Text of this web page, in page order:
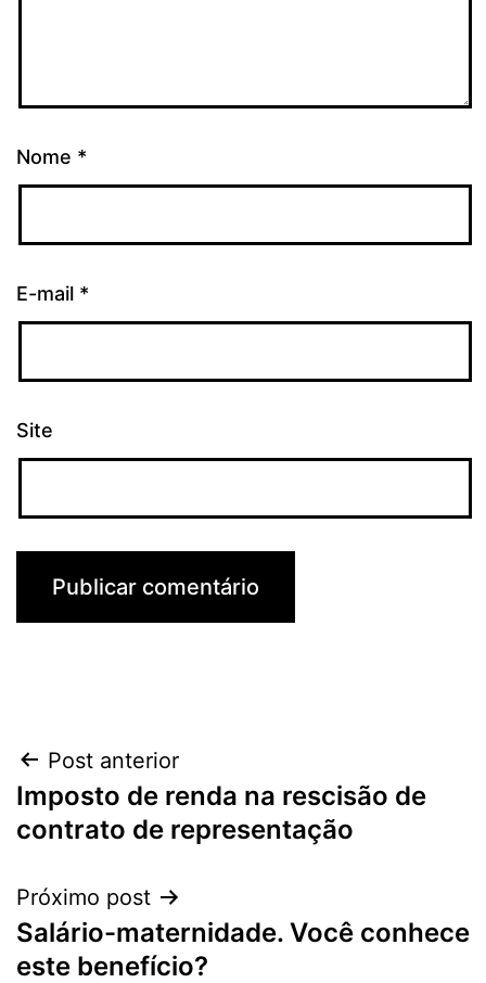
Nome *
E-mail *
Site
Navegação
de
Post anterior
Imposto de renda na rescisão de
contrato de representação
Próximo post
Salário-maternidade. Você conhece
este benefício?